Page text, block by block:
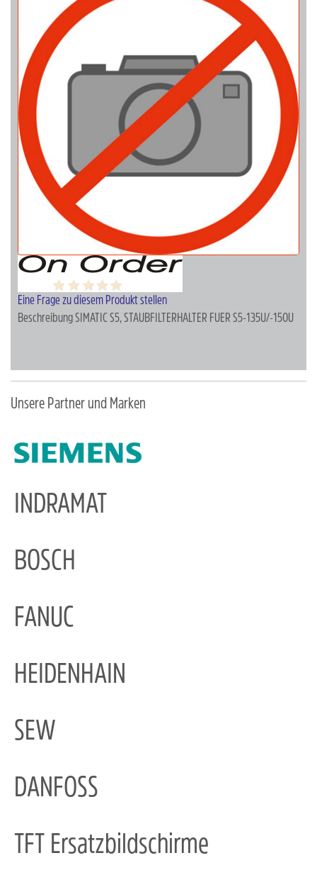
Eine Frage zu diesem Produkt stellen
BeschreibungSIMATIC S5, STAUBFILTERHALTER FUER S5-135U/-150U
Unsere Partner und Marken
INDRAMAT
BOSCH
FANUC
HEIDENHAIN
SEW
DANFOSS
TFT Ersatzbildschirme